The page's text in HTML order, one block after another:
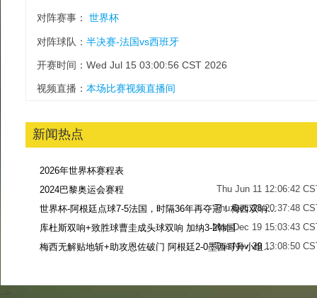
对阵赛事： 世界杯
对阵球队： 半决赛-法国vs西班牙
开赛时间：Wed Jul 15 03:00:56 CST 2026
视频直播： 本场比赛视频直播间
新闻热点
2026年世界杯赛程表
Thu Jun 11 12:06:42
2024巴黎奥运会赛程
Thu Dec 28 20:37:48
世界杯-阿根廷点球7-5法国，时隔36年再夺冠！梅西双响姆巴佩戴帽
Mon Dec 19 15:03:43
库杜斯双响+致胜球曹圭成头球双响 加纳3-2韩国
Tue Nov 29 13:08:50
梅西无解贴地斩+助攻恩佐破门 阿根廷2-0墨西哥升小组第二